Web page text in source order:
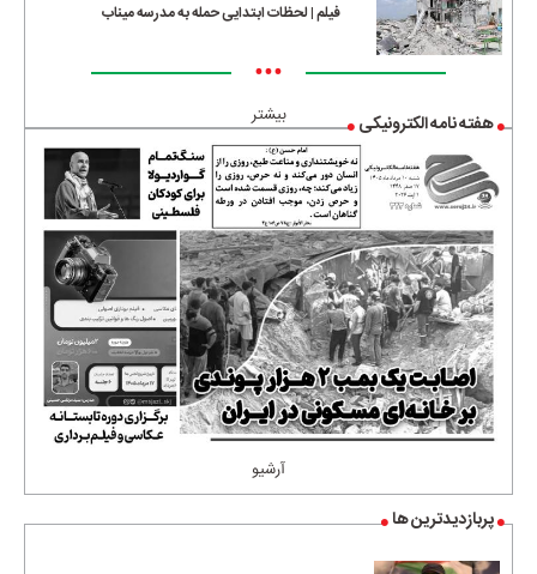
فیلم | لحظات ابتدایی حمله به مدرسه میناب
•••
بیشتر هفته نامه الکترونیکی
آرشیو
پربازدیدترین ها